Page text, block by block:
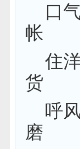
口
帐
住
货
呼
磨